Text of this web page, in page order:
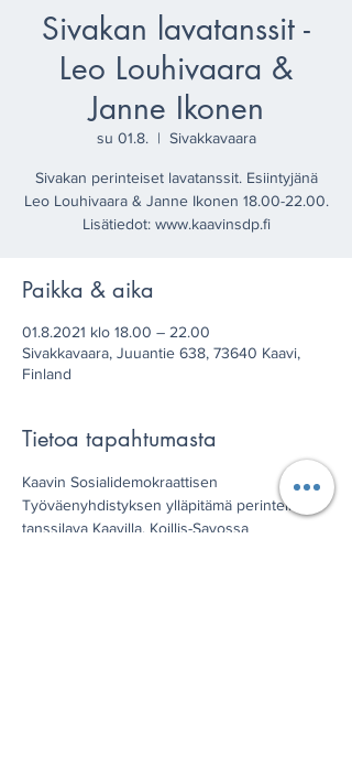
Sivakan lavatanssit -
Leo Louhivaara &
Janne Ikonen
su 01.8.
  |
Sivakkavaara
Sivakan perinteiset lavatanssit. Esiintyjänä
Leo Louhivaara & Janne Ikonen 18.00-22.00.
Lisätiedot: www.kaavinsdp.fi
Paikka & aika
01.8.2021 klo 18.00 – 22.00
Sivakkavaara, Juuantie 638, 73640 Kaavi,
Finland
Tietoa tapahtumasta
Kaavin Sosialidemokraattisen
Työväenyhdistyksen ylläpitämä perinteikäs
tanssilava Kaavilla, Koillis-Savossa